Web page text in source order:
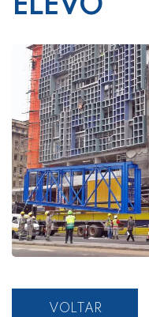
ELEVO
VOLTAR